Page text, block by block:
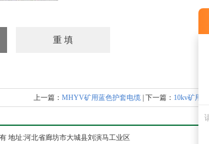
上一篇： MHYV矿用蓝色护套电缆 | 下一篇： 10kv矿用
地址:河北省廊坊市大城县刘演马工业区